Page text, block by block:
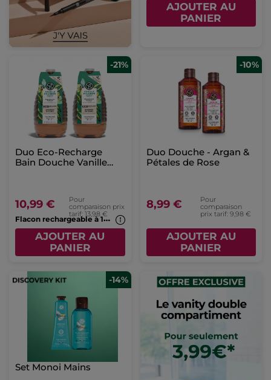
AJOUTER AU
PANIER
-21%
Duo Eco-Recharge
Bain Douche Vanille
10,99 €
Pour
comparaison prix
tarif: 13,98 €F
lacon rechargeable à 1€*(7b)
AJOUTER AU
PANIER
-10%
Duo Douche - Argan &
Pétales de Rose
8,99 €
Pour
comparaison
prix tarif: 9,98 €
AJOUTER AU
PANIER
-14%
Set Monoi Mains